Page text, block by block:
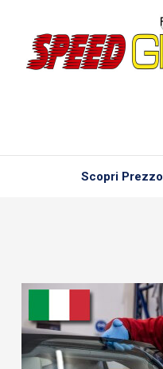
Scopri Prezzo